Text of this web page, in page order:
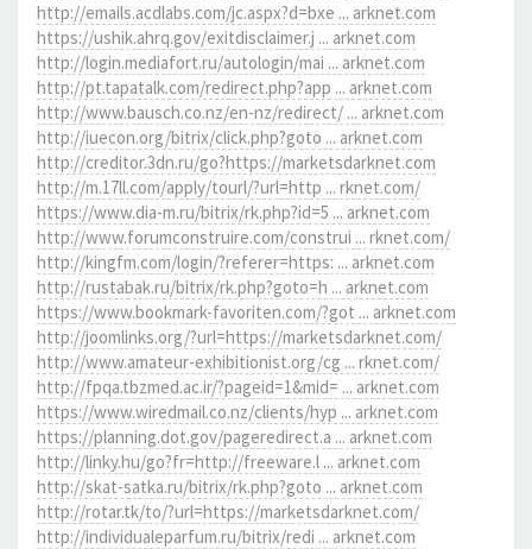
http://emails.acdlabs.com/jc.aspx?d=bxe ... arknet.com
https://ushik.ahrq.gov/exitdisclaimer.j ... arknet.com
http://login.mediafort.ru/autologin/mai ... arknet.com
http://pt.tapatalk.com/redirect.php?app ... arknet.com
http://www.bausch.co.nz/en-nz/redirect/ ... arknet.com
http://iuecon.org/bitrix/click.php?goto ... arknet.com
http://creditor.3dn.ru/go?https://marketsdarknet.com
http://m.17ll.com/apply/tourl/?url=http ... rknet.com/
https://www.dia-m.ru/bitrix/rk.php?id=5 ... arknet.com
http://www.forumconstruire.com/construi ... rknet.com/
http://kingfm.com/login/?referer=https: ... arknet.com
http://rustabak.ru/bitrix/rk.php?goto=h ... arknet.com
https://www.bookmark-favoriten.com/?got ... arknet.com
http://joomlinks.org/?url=https://marketsdarknet.com/
http://www.amateur-exhibitionist.org/cg ... rknet.com/
http://fpqa.tbzmed.ac.ir/?pageid=1&mid= ... arknet.com
https://www.wiredmail.co.nz/clients/hyp ... arknet.com
https://planning.dot.gov/pageredirect.a ... arknet.com
http://linky.hu/go?fr=http://freeware.l ... arknet.com
http://skat-satka.ru/bitrix/rk.php?goto ... arknet.com
http://rotar.tk/to/?url=https://marketsdarknet.com/
http://individualeparfum.ru/bitrix/redi ... arknet.com